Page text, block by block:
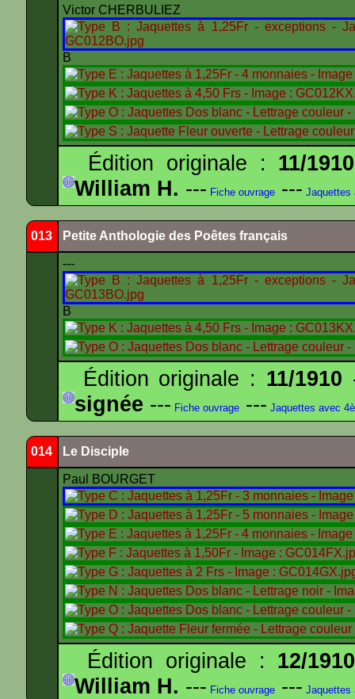
Victor CHERBULIEZ
B
Édition originale : 11/1910
William H. --- Fiche ouvrage --- Jaquettes
013 Petite Anthologie des Poêtes français
---
B
Édition originale : 11/1910
signée --- Fiche ouvrage --- Jaquettes avec
014 Le Disciple
Paul BOURGET
Édition originale : 12/1910
William H. --- Fiche ouvrage --- Jaquettes